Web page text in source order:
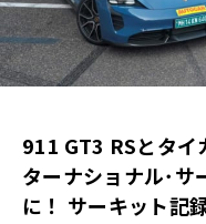
911 GT3 RSとタイ
ターナショナル･サ
に！ サーキット記